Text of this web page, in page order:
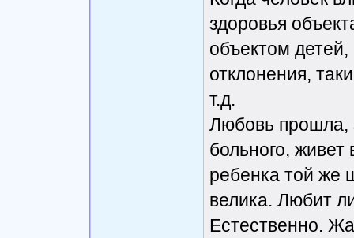
здоровья
объектом
отклонения,
т.д.
Любовь прошла,
больного, живет
ребенка той же
велика. Любит
Естественно.